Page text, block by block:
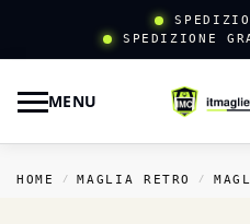
SPEDIZIONE
MENU
HOME / MAGLIA RETRO /